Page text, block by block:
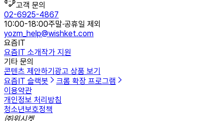
고객 문의
02-6925-4867
10:00-18:00주말·공휴일 제외
yozm_help@wishket.com
요즘IT
요즘IT 소개작가 지원
기타 문의
콘텐츠 제안하기 광고 상품 보기
요즘IT 슬랙봇
크롬 확장 프로그램
이용약관
개인정보 처리방침
청소년보호정책
㈜위시켓